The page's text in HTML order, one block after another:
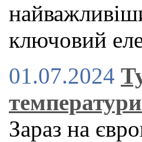
ключовий
01.07.2024
Зараз на